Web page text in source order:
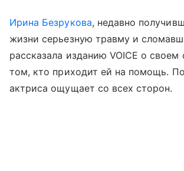
Ирина Безрукова, недавно
жизни серьезную травму и
рассказала изданию VOICE о своем
том, кто приходит ей на помощь.
актриса ощущает со всех сторон.